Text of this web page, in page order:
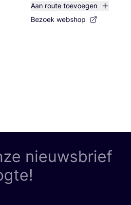
Aan route toevoegen
Bezoek webshop
nieuwsbrief